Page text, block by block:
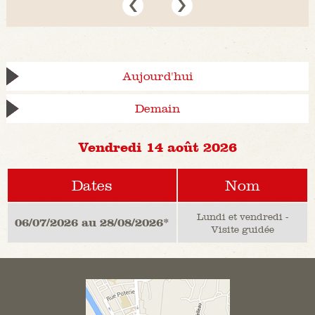
Aujourd'hui
Demain
Vendredi 14 août 2026
Dates Nom
06/07/2026 au 28/08/2026*
Lundi et vendredi -
Visite guidée